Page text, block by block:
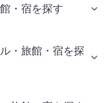
・宿を探す
・旅館・宿を探